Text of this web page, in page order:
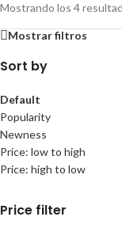
Mostrando los 4
Mostrar filtros
Sort by
Default
Popularity
Newness
Price: low to high
Price: high to low
Price filter